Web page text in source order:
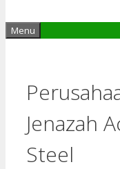
Menu
Jenazah
Steel